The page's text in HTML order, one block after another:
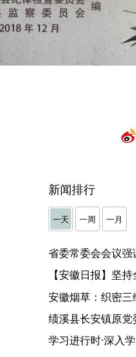
新闻排行
一天 一周 一月
【安徽日报】坚
安徽烟草：织密三